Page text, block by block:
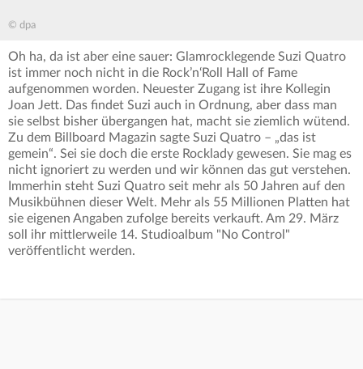
© dpa
Oh ha, da ist aber eine sauer: Glamrocklegende Suzi Quatro
ist immer noch nicht in die Rock’n‘Roll Hall of Fame
aufgenommen worden. Neuester Zugang ist ihre Kollegin
Joan Jett. Das findet Suzi auch in Ordnung, aber dass man
sie selbst bisher übergangen hat, macht sie ziemlich wütend.
Zu dem Billboard Magazin sagte Suzi Quatro – „das ist
gemein“. Sei sie doch die erste Rocklady gewesen. Sie mag es
nicht ignoriert zu werden und wir können das gut verstehen.
Immerhin steht Suzi Quatro seit mehr als 50 Jahren auf den
Musikbühnen dieser Welt. Mehr als 55 Millionen Platten hat
sie eigenen Angaben zufolge bereits verkauft. Am 29. März
soll ihr mittlerweile 14. Studioalbum "No Control"
veröffentlicht werden.